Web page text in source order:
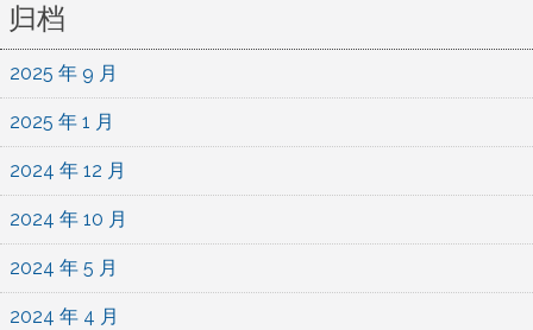
归档
2025 年 9 月
2025 年 1 月
2024 年 12 月
2024 年 10 月
2024 年 5 月
2024 年 4 月